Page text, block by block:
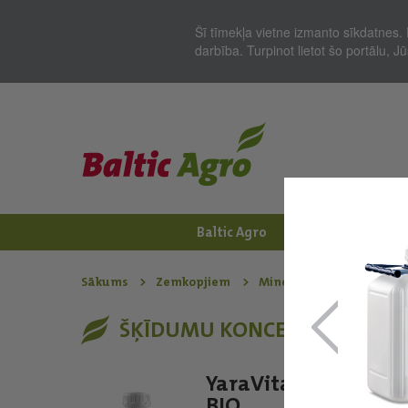
Šī tīmekļa vietne izmanto
darbība. Turpinot lietot šo portālu,
Baltic Agro
Sākums Zemkopjiem Minerālmēslojums -
ŠĶĪDUMU KONCENTRĀTI
YaraVita